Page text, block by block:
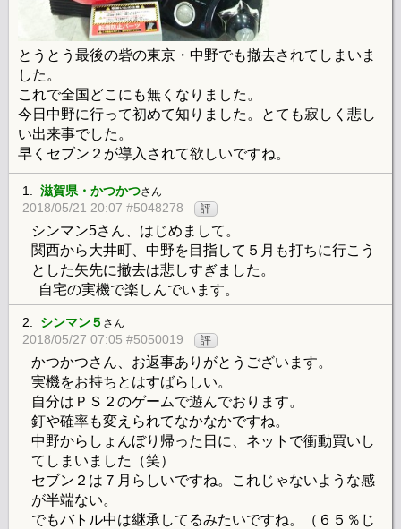
とうとう最後の砦の東京・中野でも撤去されてしまいま
した。
これで全国どこにも無くなりました。
今日中野に行って初めて知りました。とても寂しく悲し
い出来事でした。
早くセブン２が導入されて欲しいですね。
1. 滋賀県・かつかつさん
2018/05/21 20:07 #5048278 評
シンマン5さん、はじめまして。
関西から大井町、中野を目指して５月も打ちに行こう
とした矢先に撤去は悲しすぎました。
自宅の実機で楽しんでいます。
2. シンマン５ さん
2018/05/27 07:05 #5050019 評
かつかつさん、お返事ありがとうございます。
実機をお持ちとはすばらしい。
自分はＰＳ２のゲームで遊んでおります。
釘や確率も変えられてなかなかですね。
中野からしょんぼり帰った日に、ネットで衝動買いし
てしまいました（笑）
セブン２は７月らしいですね。これじゃないような感
が半端ない。
でもバトル中は継承してるみたいですね。（６５％じ